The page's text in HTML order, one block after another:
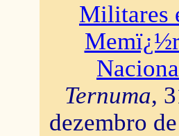
Militares
Ternuma,
dezembro